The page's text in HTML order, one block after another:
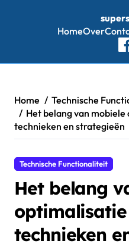
HomeOver
content
Home
Technische
Het belang van
technieken en strategieën
Technische Functionaliteit
Het belang
technieken